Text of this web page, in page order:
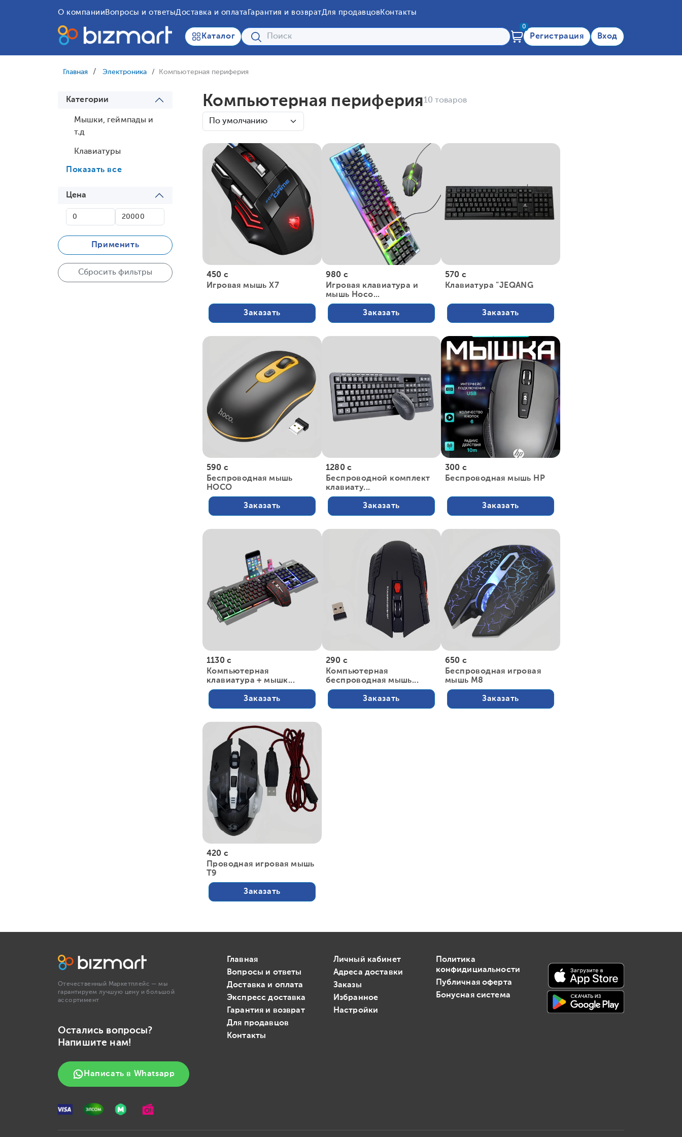
О компании Вопросы и ответыДоставка и оплата Гарантия и возвратДля продавцовКонтакты
Каталог
0
Регистрация Вход
Главная Электроника Компьютерная периферия
Категории
Мышки, геймпады и
т.д
Клавиатуры
Показать все
Цена
Применить
Сбросить фильтры
Компьютерная периферия10 товаров
450 с
Игровая мышь X7
Заказать
980 с
Игровая клавиатура и
мышь Hoco...
Заказать
570 с
Клавиатура "JEQANG
Заказать
590 с
Беспроводная мышь
HOCO
Заказать
1280 с
Беспроводной комплект
клавиату...
Заказать
300 с
Беспроводная мышь HP
Заказать
1130 с
Компьютерная
клавиатура + мышк...
Заказать
290 с
Компьютерная
беспроводная мышь...
Заказать
650 с
Беспроводная игровая
мышь M8
Заказать
420 с
Проводная игровая мышь
T9
Заказать
Отечественный Маркетплейс — мы
гарантируем лучшую цену и большой
ассортимент
Остались вопросы?
Напишите нам!
Написать в Whatsapp
Главная
Вопросы и ответы
Доставка и оплата
Экспресс доставка
Гарантия и возврат
Для продавцов
Контакты
Личный кабинет
Адреса доставки
Заказы
Избранное
Настройки
Политика
конфидициальности
Публичная оферта
Бонусная система